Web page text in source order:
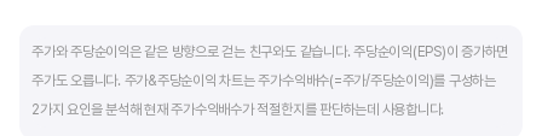
주가와 주당순이익은 같은 방향으로 걷는 친구와도 같습니다. 주당순이익(EPS)이 증가하면
주가도 오릅니다. 주가&주당순이익 차트는 주가수익배수(=주가/주당순이익)를 구성하는
2가지 요인을 분석해 현재 주가수익배수가 적절한지를 판단하는데 사용합니다.